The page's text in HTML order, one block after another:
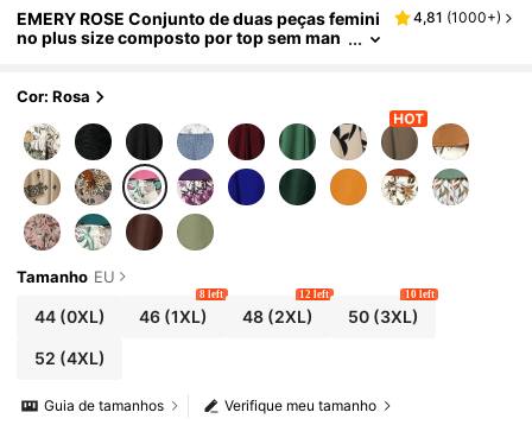
EMERY ROSE Conjunto de duas peças femini
no plus size composto por top sem man
ara o dia a dia no verão.
4,81 (1000+)
Cor: Rosa
Tamanho EU
44(0XL) 46 (1XL)
8 left
48(2XL)
12 left
50(3XL)
10 left
52 (4XL)
Verifique meu tamanho
Guia de tamanhos